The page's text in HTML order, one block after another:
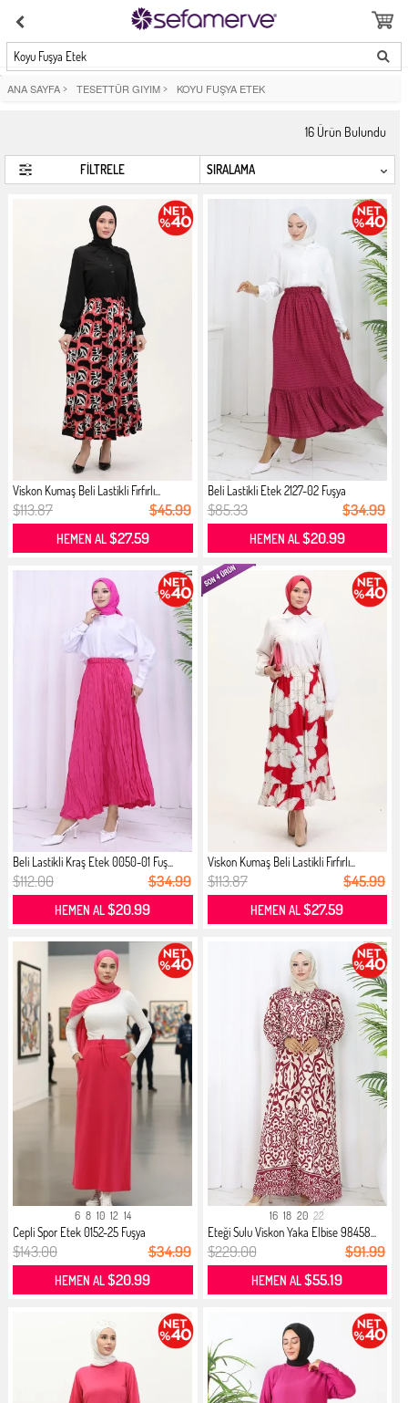
Koyu Fuşya Etek
ANA SAYFA > TESETTÜR GIYIM > KOYU FUŞYA ETEK
16 Ürün Bulundu
FİLTRELE
Viskon Kumaş Beli Lastikli Fırfırlı...
$113.87 $45.99
HEMEN AL$27.59
Beli Lastikli Etek 2127-02 Fuşya
$85.33 $34.99
HEMEN AL$20.99
Beli Lastikli Kraş Etek 0050-01 Fuş...
$112.00 $34.99
HEMEN AL$20.99
Viskon Kumaş Beli Lastikli Fırfırlı...
$113.87 $45.99
HEMEN AL$27.59
6 8 10 12 14
Cepli Spor Etek 0152-25 Fuşya
$143.00 $34.99
HEMEN AL$20.99
16 18 20 22
Eteği Sulu Viskon Yaka Elbise 98458...
$229.00 $91.99
HEMEN AL$55.19